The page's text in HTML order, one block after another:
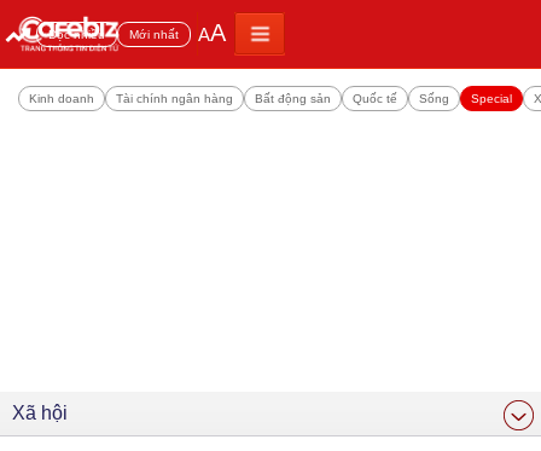
Đọc nhiều Mới nhất AA
Kinh doanh Tài chính ngân hàng Bất động sản Quốc tế Sống Special
Xã hội